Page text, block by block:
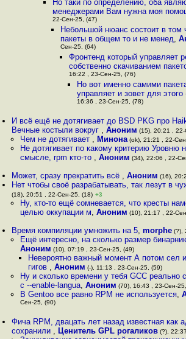
Но таки по определению, оба
менеджерами Вам нужна моя
22-Сен-25, (47)
Небольшой нюанс состоит в том
пакеты в общем то и не менед,
Сен-25, (64)
Фронтенд который управляет
собственно скачиванием
16:22 , 23-Сен-25, (76)
Но вот именно самими
управляет и зовет для этого
16:36 , 23-Сен-25, (78)
И всё ещё не дотягивает до BSD PKG про
Вечные костыли вокруг ,Аноним (15), 20:21 ,
Чем не дотягивает , Минона(ok), 21:21 , 22-
Не дотягивает по какому критерию Уровню
смысле, rpm кто-то , Аноним (34), 22:06 , 22-
Может, сразу прекратить всё ,Аноним (16),
Нет чтобы своё разрабатывать, так лезут в
(18), 20:51 , 22-Сен-25, (18) +3
Ну, кто-то ещё сомневается, что кресты
целью оккупации м, Аноним (10), 21:17 , 22-
Время компиляции умножить на 5,morphe (?),
Ещё интересно, на сколько размер
Аноним (10), 07:19 , 23-Сен-25, (49)
Невероятно важный момент А потом сел
гигов , Аноним (-), 11:13 , 23-Сен-25, (59)
Ну и сколько времени у тебя GCC реально
c --enable-langua, Аноним (70), 16:43 , 23-Сен-
В Gentoo все равно RPM не используется,
Сен-25, (90)
Фича RPM, двацать лет назад известная как
сохранили , Ценитель GPL рогаликов (?),